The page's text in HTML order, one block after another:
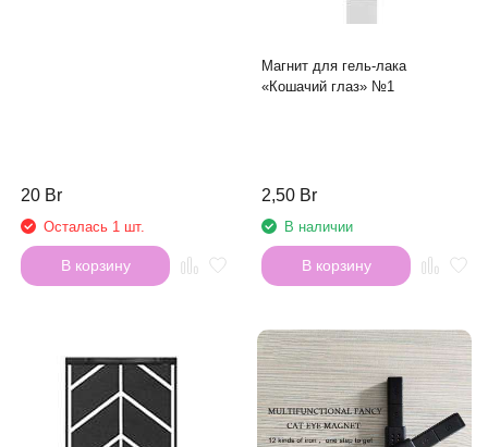
20 Br
Осталась 1 шт.
В корзину
Магнит для гель-лака
«Кошачий глаз» №1
2,50 Br
В наличии
В корзину